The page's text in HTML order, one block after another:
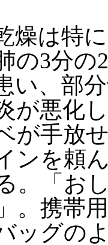
燥は特
の3分の
い、部
が悪化
が手放
ンを頼
。「お
。携帯
ッグの